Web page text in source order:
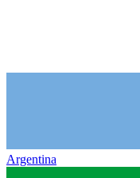
Argentina